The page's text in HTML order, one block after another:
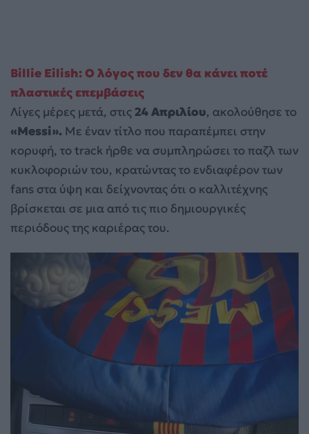
Billie Eilish: Ο λόγος που δεν θα κάνει ποτέ
πλαστικές επεμβάσεις
Λίγες μέρες μετά, στις 24 Απριλίου, ακολούθησε το
«Messi». Με έναν τίτλο που παραπέμπει στην
κορυφή, το track ήρθε να συμπληρώσει το παζλ των
κυκλοφοριών του, κρατώντας το ενδιαφέρον των
fans στα ύψη και δείχνοντας ότι ο καλλιτέχνης
βρίσκεται σε μια από τις πιο δημιουργικές
περιόδους της καριέρας του.